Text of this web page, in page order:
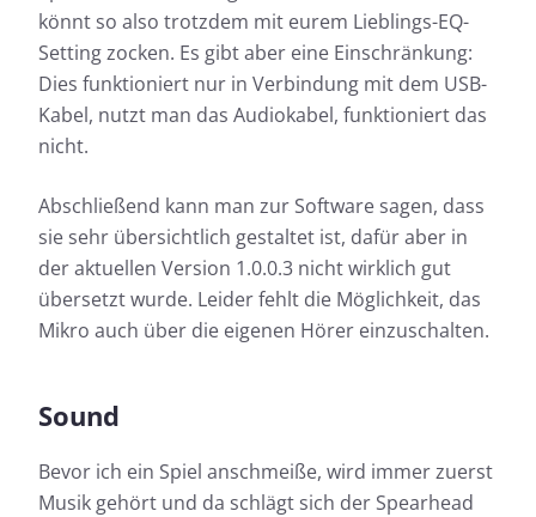
könnt so also trotzdem mit eurem Lieblings-EQ-
Setting zocken. Es gibt aber eine Einschränkung:
Dies funktioniert nur in Verbindung mit dem USB-
Kabel, nutzt man das Audiokabel, funktioniert das
nicht.
Abschließend kann man zur Software sagen, dass
sie sehr übersichtlich gestaltet ist, dafür aber in
der aktuellen Version 1.0.0.3 nicht wirklich gut
übersetzt wurde. Leider fehlt die Möglichkeit, das
Mikro auch über die eigenen Hörer einzuschalten.
Sound
Bevor ich ein Spiel anschmeiße, wird immer zuerst
Musik gehört und da schlägt sich der Spearhead